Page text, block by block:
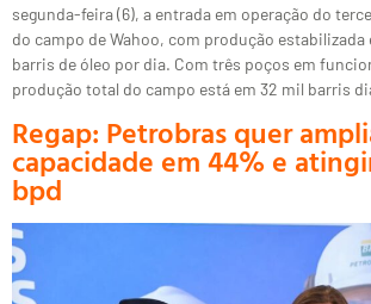
segunda-feira (6), a entrada em operação do
do campo de Wahoo, com produção estabilizada
barris de óleo por dia. Com três poços em
produção total do campo está em 32 mil barris
Regap: Petrobras quer
capacidade em 44% e
bpd